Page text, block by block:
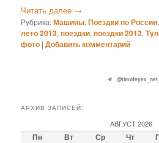
Читать далее →
Рубрика:Машины,Поездки по России
лето 2013,поездки,поездки 2013,
фото |Добавить комментарий
АРХИВ ЗАПИСЕЙ:
АВГУСТ 2026
Пн Вт Ср Чт